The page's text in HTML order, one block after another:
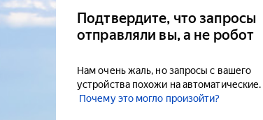
Подтвердите, что запросы
отправляли вы, а не робот
Нам очень жаль, но запросы с вашего
устройства похожи на автоматические.
Почему это могло произойти?